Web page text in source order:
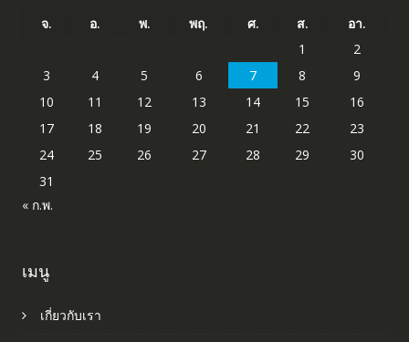
จ. อ. พ. พฤ. ศ. ส.
อา.
1
2
3
4 5 6 7 8
9
10
11 12 13 14 15
16
17
18 19 20 21 22
23
24
25 26 27 28 29
30
31
« ก.พ.
เมนู
เกี่ยวกับเรา